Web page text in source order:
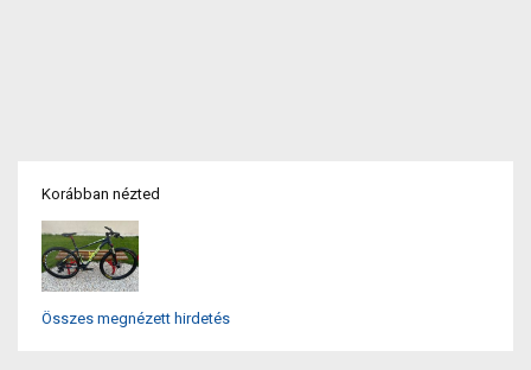
Korábban nézted
Összes megnézett hirdetés